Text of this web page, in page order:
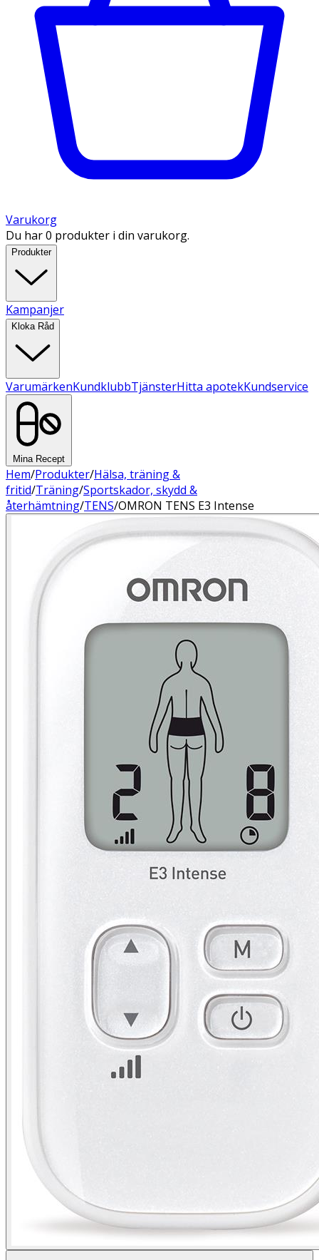
Varukorg
Du har 0 produkter i din varukorg.
Produkter
Kampanjer
Kloka Råd
VarumärkenKundklubbTjänsterHitta apotekKundservice
Mina Recept
Hem/Produkter/Hälsa, träning &
fritid/Träning/Sportskador, skydd &
återhämtning/TENS/OMRON TENS E3 Intense